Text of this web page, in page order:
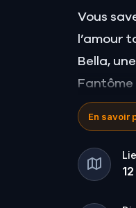
Vous
l’amour
Bella,
de
Est-ce
Ou par
Ou
En savoir
12